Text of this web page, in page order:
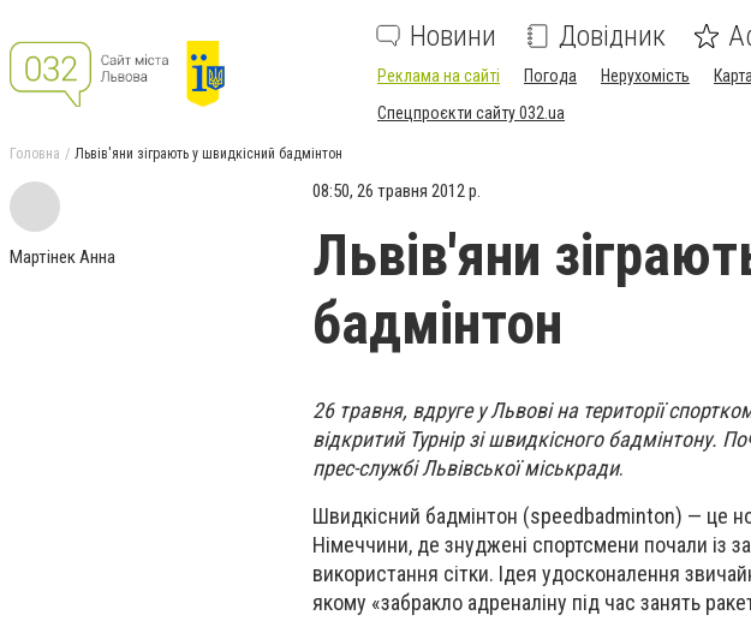
Новини Довідник
Реклама на сайті Погода Нерухомість
Спецпроєкти сайту 032.ua
Головна Львів'яни зіграють у швидкісний бадмінтон
Мартінек Анна
08:50, 26 травня 2012 р.
Львів'яни
бадмінтон
26 травня, вдруге у Львові на території
відкритий Турнір зі швидкісного бадмінтону.
прес-службі Львівської міськради.
Швидкісний бадмінтон (speedbadminton) — це
Німеччини, де знуджені спортсмени почали із
використання сітки. Ідея удосконалення
якому «забракло адреналіну під час занять